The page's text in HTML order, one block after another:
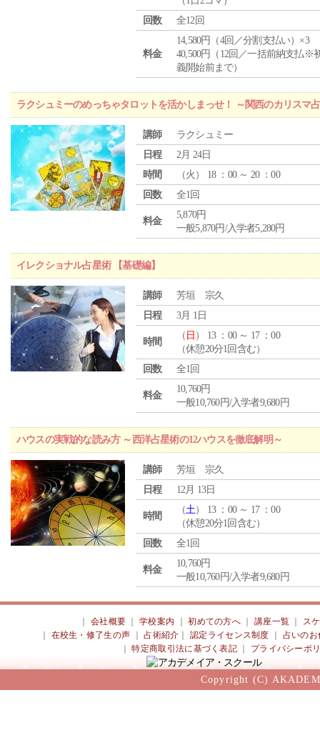
回数
全12回
料金
14,580円（4回／分割支払い）×3
40,500円（12回／一括前納支払※
義開始前まで）
ラクシュミーのめっちゃタロットを活かしまっせ！ ～関西のカリスマ
講師
ラクシュミー
日程
2月 24日
時間
（火 ） 18 ：00 ～ 20 ：00
回数
全1回
料金
5,870円
一般5,870円/入学者5,280円
イレクショナル占星術 【基礎編】
講師
芳垣 宗久
日程
3月 1日
時間
（ 日 ） 13 ：00 ～ 17 ：00
（休憩20分1回含む）
回数
全1回
料金
10,760円
一般10,760円/入学者9,680円
ハウスの実戦的な読み方 ～西洋占星術の12ハウスを徹底解明～
講師
芳垣 宗久
日程
12月 13日
時間
（土） 13 ：00 ～ 17 ：00
（休憩20分1回含む）
回数
全1回
料金
10,760円
一般10,760円/入学者9,680円
会社概要 ｜学校案内 ｜初めての方へ 講座一覧
ス
在校生・修了生の声 ｜占術紹介 ｜認定ライセンス制度
占いのお
｜特定商取引法に基づく表記 プライバシーポ
Copyright (C)